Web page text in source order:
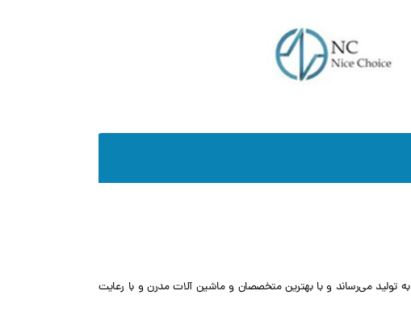
یکی از پرفروش‌ترین محصولات شرکت بهین انتخاب ویرا است. این شرکت پمپ‌های خود را با علامت تجاری NC به تولید می‌رساند و با بهترین متخصصان و ماشین آلات مدرن و با رعایت